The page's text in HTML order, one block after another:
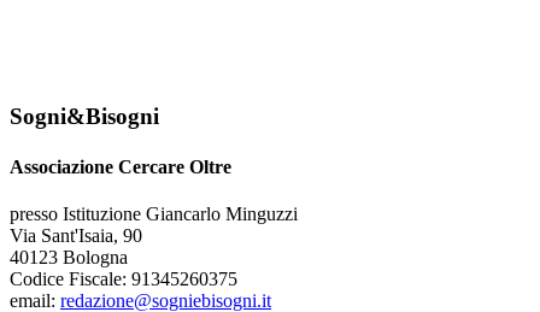
Sogni&Bisogni
Associazione Cercare Oltre
presso Istituzione Giancarlo Minguzzi
Via Sant'Isaia, 90
40123 Bologna
Codice Fiscale: 91345260375
email: redazione@sogniebisogni.it